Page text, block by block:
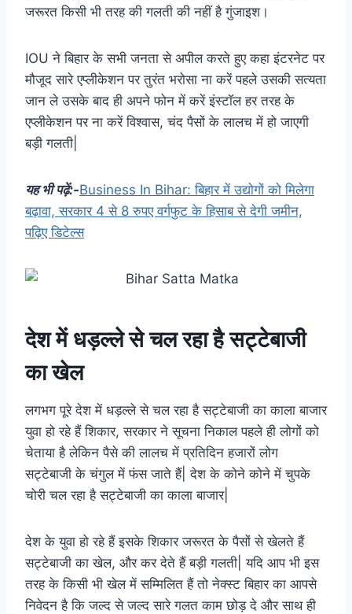
जरूरत किसी भी तरह की गलती की नहीं है गुंजाइश।
IOU ने बिहार के सभी जनता से अपील करते हुए कहा इंटरनेट पर
मौजूद सारे एप्लीकेशन पर तुरंत भरोसा ना करें पहले उसकी सत्यता
जान ले उसके बाद ही अपने फोन में करें इंस्टॉल हर तरह के
एप्लीकेशन पर ना करें विश्वास, चंद पैसों के लालच में हो जाएगी
बड़ी गलती|
यह भी पढ़ें:-Business In Bihar: बिहार में उद्योगों को मिलेगा
बढ़ावा, सरकार 4 से 8 रुपए वर्गफुट के हिसाब से देगी जमीन,
पढ़िए डिटेल्स
देश में धड़ल्ले से चल रहा है सट्टेबाजी
का खेल
लगभग पूरे देश में धड़ल्ले से चल रहा है सट्टेबाजी का काला बाजार
युवा हो रहे हैं शिकार, सरकार ने सूचना निकाल पहले ही लोगों को
चेताया है लेकिन पैसे की लालच में प्रतिदिन हजारों लोग
सट्टेबाजी के चंगुल में फंस जाते हैं| देश के कोने कोने में चुपके
चोरी चल रहा है सट्टेबाजी का काला बाजार|
देश के युवा हो रहे हैं इसके शिकार जरूरत के पैसों से खेलते हैं
सट्टेबाजी का खेल, और कर देते हैं बड़ी गलती| यदि आप भी इस
तरह के किसी भी खेल में सम्मिलित हैं तो नेक्स्ट बिहार का आपसे
निवेदन है कि जल्द से जल्द सारे गलत काम छोड़ दे और साथ ही